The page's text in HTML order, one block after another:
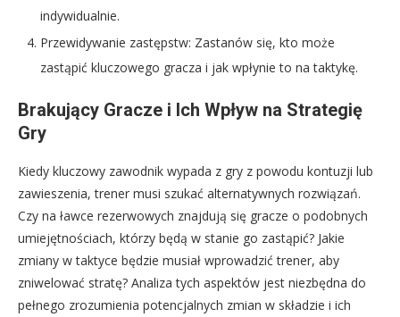
indywidualnie.
Przewidywanie zastępstw: Zastanów się, kto może
zastąpić kluczowego gracza i jak wpłynie to na taktykę.
Brakujący Gracze i Ich Wpływ na Strategię
Gry
Kiedy kluczowy zawodnik wypada z gry z powodu kontuzji lub
zawieszenia, trener musi szukać alternatywnych rozwiązań.
Czy na ławce rezerwowych znajdują się gracze o podobnych
umiejętnościach, którzy będą w stanie go zastąpić? Jakie
zmiany w taktyce będzie musiał wprowadzić trener, aby
zniwelować stratę? Analiza tych aspektów jest niezbędna do
pełnego zrozumienia potencjalnych zmian w składzie i ich